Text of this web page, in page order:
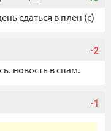
сдаться в плен (с)
-2
новость в спам.
-1